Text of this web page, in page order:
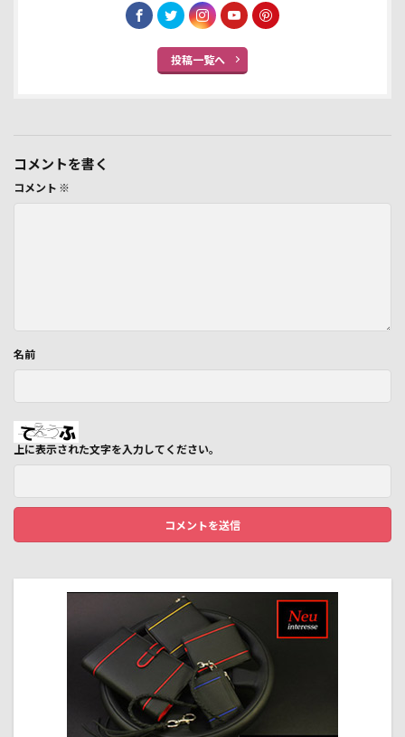
投稿一覧へ
コメントを書く
コメント ※
名前
上に表示された文字を入力してください。